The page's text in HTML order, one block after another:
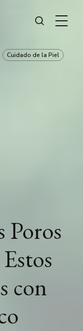
Cuidado de la Piel
Poros
con